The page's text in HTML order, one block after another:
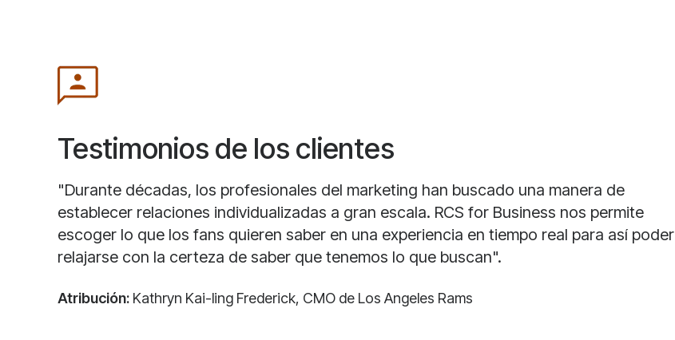
Testimonios de los clientes
"Durante décadas, los profesionales del marketing han buscado una manera de
establecer relaciones individualizadas a gran escala. RCS for Business nos permite
escoger lo que los fans quieren saber en una experiencia en tiempo real para así poder
relajarse con la certeza de saber que tenemos lo que buscan".
Atribución: Kathryn Kai-ling Frederick, CMO de Los Angeles Rams